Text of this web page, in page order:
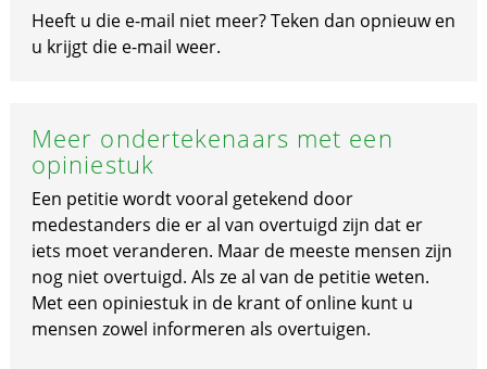
Heeft u die e-mail niet meer? Teken dan opnieuw en
u krijgt die e-mail weer.
Meer ondertekenaars met een
opiniestuk
Een petitie wordt vooral getekend door
medestanders die er al van overtuigd zijn dat er
iets moet veranderen. Maar de meeste mensen zijn
nog niet overtuigd. Als ze al van de petitie weten.
Met een opiniestuk in de krant of online kunt u
mensen zowel informeren als overtuigen.